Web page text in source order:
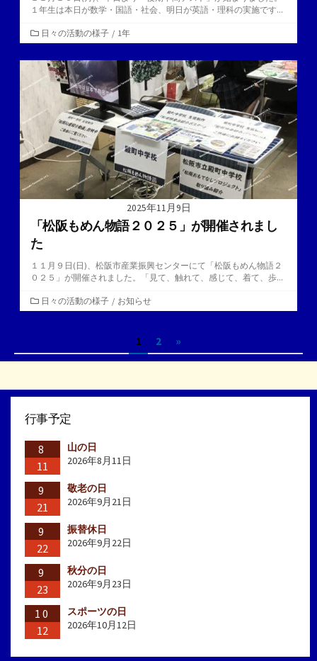
１年生は本日が数学・国語・社会、明日が英語・理科の実施です...
カ
テ
ゴ
日々の活動の様子 / 1年
2025年11月9日
「松阪もめん物語２０２５」が開催されまし
た
１１月９日(日)、松阪市産業振興センターにて「松阪もめん物語２
０２５」が開催されました。「見て、触れて、感じて、着て、歩...
カ
テ
ー
日々の活動の様子 / お知らせ
稿
ー
送
り
1 2 »
行事予定
8
11
山の日
2026年8月11日
9
21
敬老の日
2026年9月21日
9
22
振替休日
2026年9月22日
9
23
秋分の日
2026年9月23日
10
12
スポーツの日
2026年10月12日